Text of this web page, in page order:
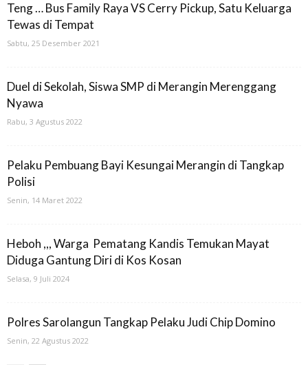
Teng … Bus Family Raya VS Cerry Pickup, Satu Keluarga
Tewas di Tempat
Sabtu, 25 Desember 2021
Duel di Sekolah, Siswa SMP di Merangin Merenggang
Nyawa
Rabu, 3 Agustus 2022
Pelaku Pembuang Bayi Kesungai Merangin di Tangkap
Polisi
Senin, 14 Maret 2022
Heboh ,,, Warga Pematang Kandis Temukan Mayat
Diduga Gantung Diri di Kos Kosan
Selasa, 9 Juli 2024
Polres Sarolangun Tangkap Pelaku Judi Chip Domino
Senin, 22 Agustus 2022